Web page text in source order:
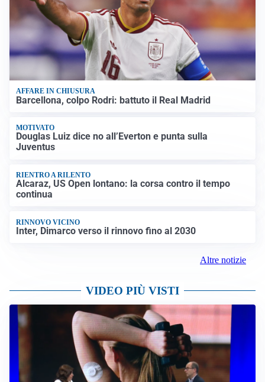
AFFARE IN CHIUSURA
Barcellona, colpo Rodri: battuto il Real Madrid
MOTIVATO
Douglas Luiz dice no all’Everton e punta sulla
Juventus
RIENTRO A RILENTO
Alcaraz, US Open lontano: la corsa contro il tempo
continua
RINNOVO VICINO
Inter, Dimarco verso il rinnovo fino al 2030
Altre notizie
VIDEO PIÙ VISTI